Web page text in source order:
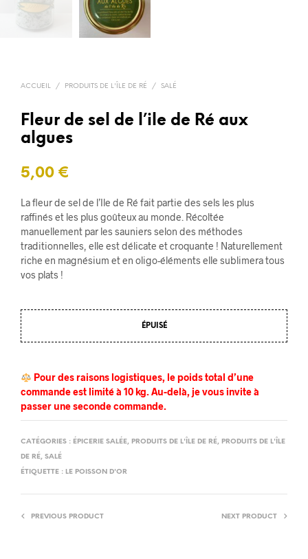
ACCUEIL / PRODUITS DE L'ÎLE DE RÉ / SALÉ
Fleur de sel de l’ile de Ré aux
algues
5,00 €
La fleur de sel de l’Ile de Ré fait partie des sels les plus
raffinés et les plus goûteux au monde. Récoltée
manuellement par les sauniers selon des méthodes
traditionnelles, elle est délicate et croquante ! Naturellement
riche en magnésium et en oligo-éléments elle sublimera tous
vos plats !
ÉPUISÉ
Pour des raisons logistiques, le poids total d’une
commande est limité à 10 kg. Au-delà, je vous invite à
passer une seconde commande.
CATÉGORIES : ÉPICERIE SALÉE, PRODUITS DE L'ÎLE DE RÉ, PRODUITS DE L'ÎLE
DE RÉ, SALÉ
ÉTIQUETTE : LE POISSON D'OR
PREVIOUS PRODUCT NEXT PRODUCT